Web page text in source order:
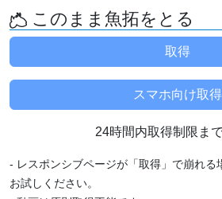
このまま魚拓をとる
24時間内取得制限ま
- レスポンシブページが「取得」で崩れる
お試しください。